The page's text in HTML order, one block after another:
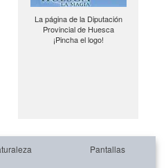
La página de la Diputación
Provincial de Huesca
¡Pincha el logo!
Pantallas